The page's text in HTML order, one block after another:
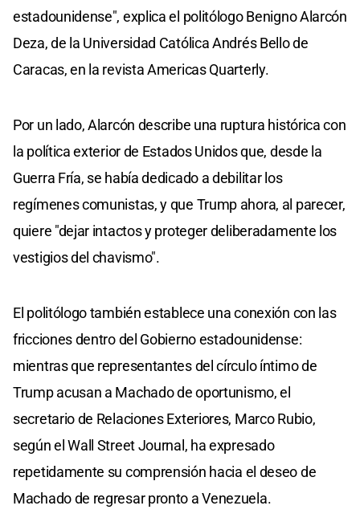
estadounidense", explica el politólogo Benigno Alarcón
Deza, de la Universidad Católica Andrés Bello de
Caracas, en la revista Americas Quarterly.
Por un lado, Alarcón describe una ruptura histórica con
la política exterior de Estados Unidos que, desde la
Guerra Fría, se había dedicado a debilitar los
regímenes comunistas, y que Trump ahora, al parecer,
quiere "dejar intactos y proteger deliberadamente los
vestigios del chavismo".
El politólogo también establece una conexión con las
fricciones dentro del Gobierno estadounidense:
mientras que representantes del círculo íntimo de
Trump acusan a Machado de oportunismo, el
secretario de Relaciones Exteriores, Marco Rubio,
según el Wall Street Journal, ha expresado
repetidamente su comprensión hacia el deseo de
Machado de regresar pronto a Venezuela.